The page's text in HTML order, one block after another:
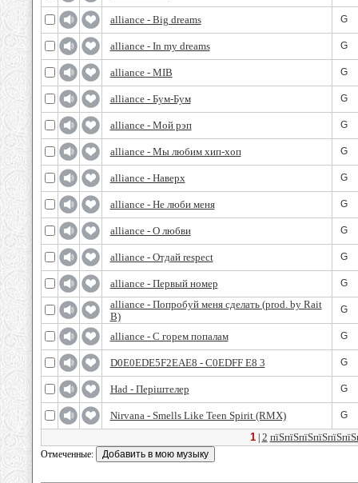
alliance - Big dreams G
alliance - In my dreams G
alliance - MIB G
alliance - Бум-Бум G
alliance - Мой рэп G
alliance - Мы любим хип-хоп G
alliance - Наверх G
alliance - Не люби меня G
alliance - О любви G
alliance - Отдай respect G
alliance - Первый номер G
alliance - Попробуй меня сделать (prod. by Rait
B)
G
alliance - С горем попалам G
D0E0EDE5F2EAE8 - C0EDFF E8 3 G
Had - Перiштелер G
Nirvana - Smells Like Teen Spirit (RMX) G
1| 2
Отмеченные: